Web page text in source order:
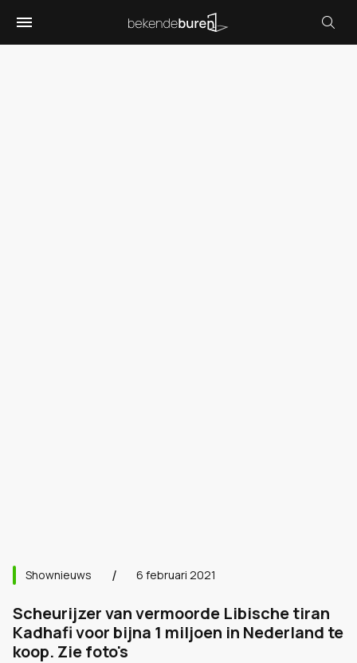
Shownieuws 6 februari 2021
Scheurijzer van vermoorde Libische tiran
Kadhafi voor bijna 1 miljoen in Nederland te
koop. Zie foto's